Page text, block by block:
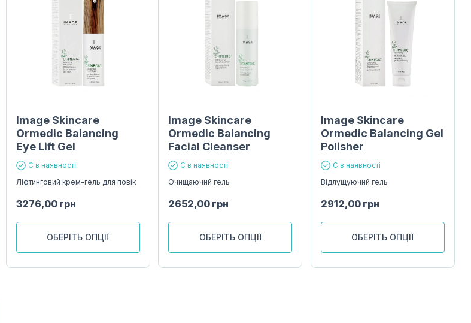
Image Skincare
Ormedic Balancing
Eye Lift Gel
Є в наявності
Ліфтинговий крем-гель для повік
3276,00 грн
ОБЕРІТЬ ОПЦІЇ
Image Skincare
Ormedic Balancing
Facial Cleanser
Є в наявності
Очищаючий гель
2652,00 грн
ОБЕРІТЬ ОПЦІЇ
Image Skincare
Ormedic Balancing Gel
Polisher
Є в наявності
Відлущуючий гель
2912,00 грн
ОБЕРІТЬ ОПЦІЇ